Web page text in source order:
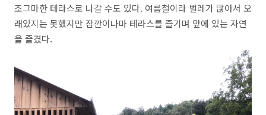
조그마한 테라스로 나갈 수도 있다. 여름철이라 벌레가 많아서 오
래있지는 못했지만 잠깐이나마 테라스를 즐기며 앞에 있는 자연
을 즐겼다.